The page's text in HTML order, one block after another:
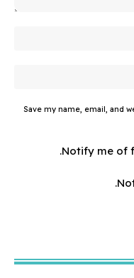
Save my name, email, and
Notify me of